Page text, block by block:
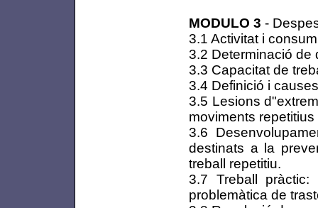
MODULO 3 -
3.1 Activitat i
3.2 Determinació de
3.3 Capacitat de
3.4 Definició i
3.5 Lesions
moviments repetitius
3.6
destinats a la
treball repetitiu.
3.7 Treball
problemàtica de